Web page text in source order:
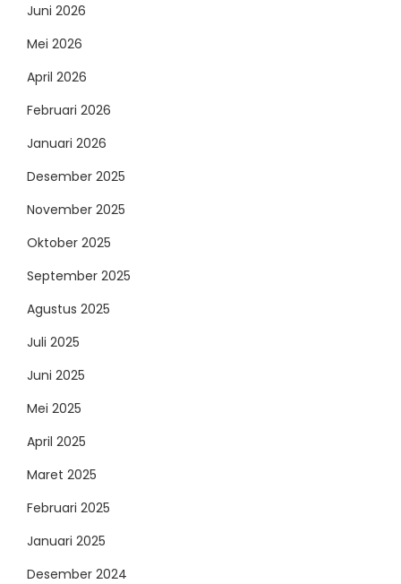
Juni 2026
Mei 2026
April 2026
Februari 2026
Januari 2026
Desember 2025
November 2025
Oktober 2025
September 2025
Agustus 2025
Juli 2025
Juni 2025
Mei 2025
April 2025
Maret 2025
Februari 2025
Januari 2025
Desember 2024